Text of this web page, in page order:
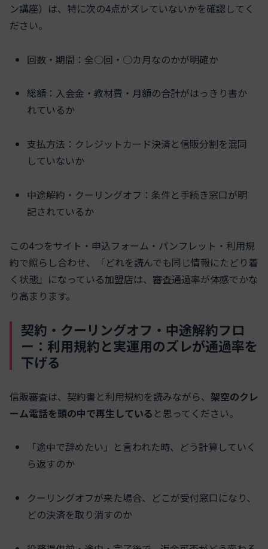
ン講座）は、特に次の4点がズレていないかを確認してく
ださい。
回数・期間：全○回・○カ月なのかが明確か
総額：入会金・教材費・月額の合計がはっきり書か
れているか
支払方法：クレジットカード決済と信販分割を混同
していないか
中途解約・クーリングオフ：条件と手続き窓口が明
記されているか
この4つをサイト・申込フォーム・パンフレット・利用規
約で照らし合わせ、「どれを読んでも同じ情報にたどり着
く状態」になっている加盟店は、審査通過率が体感でかな
り高まります。
契約・クーリングオフ・中途解約フロ
ー：利用規約と実運用のズレが通過率を
下げる
信販審査は、契約書と利用規約を読みながら、 架空のクレ
ーム電話を頭の中で再生している と思ってください。
「途中で辞めたい」と言われた時、どう計算していく
ら返すのか
クーリングオフが来た場合、どこが受付窓口になり、
どの決済を取り消すのか